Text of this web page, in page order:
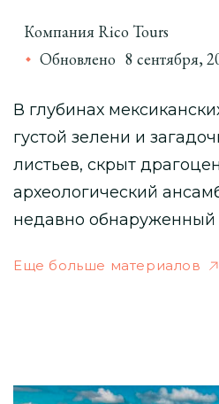
Компания Rico Tours
Обновлено 8 сентября,
В глубинах
густой зелени и
листьев, скрыт
археологический
недавно обнаруженный
Еще больше материалов